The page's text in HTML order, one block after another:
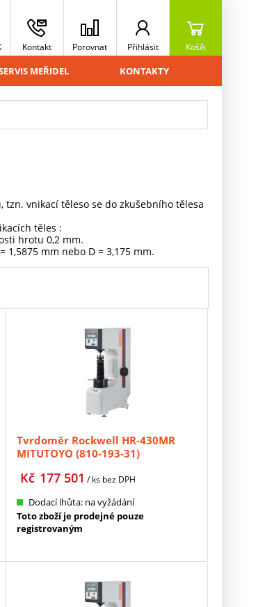
Kontakt Porovnat Přihlásit Košík
MEŘIDEL KONTAKTY
vnikací těleso se do zkušebního tělesa
těles :
hrotu 0,2 mm.
mm nebo D = 3,175 mm.
Tvrdoměr Rockwell HR-430MR
MITUTOYO (810-193-31)
177 501
Kč / ks bez DPH
Dodací lhůta: na vyžádání
Toto zboží je prodejné pouze
registrovaným